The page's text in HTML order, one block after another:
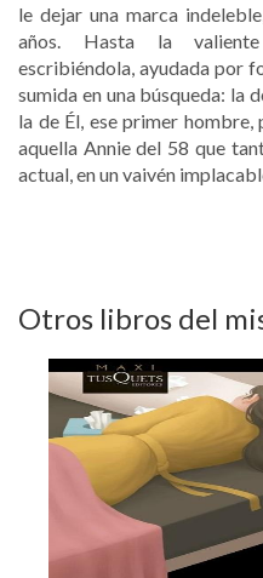
le dejar una marca
años. Hasta la
escribiéndola, ayudada por
sumida en una búsqueda: la
la de Él, ese primer
aquella Annie del 58 que
actual, en un vaivén
Otros libros del